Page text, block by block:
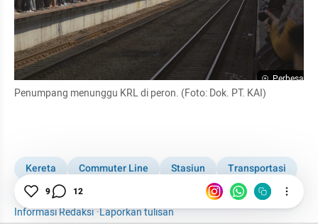
Perbesar
Penumpang menunggu KRL di peron. (Foto: Dok. PT. KAI)
Kereta Commuter Line Stasiun
Transportasi
BEFORE-AFTER
Informasi Redaksi·Laporkan tulisan
9 12